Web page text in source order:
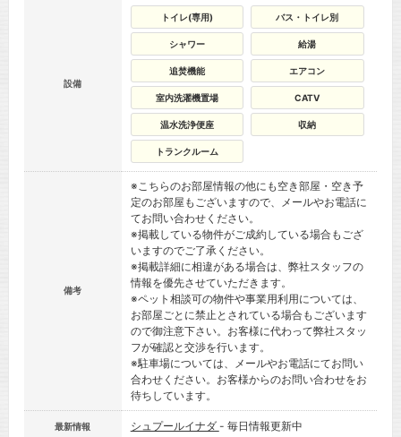
設備
トイレ(専用) バス・トイレ別
シャワー 給湯
追焚機能 エアコン
室内洗濯機置場 CATV
温水洗浄便座 収納
トランクルーム
備考
※こちらのお部屋情報の他にも空き部屋・空き予
定のお部屋もございますので、メールやお電話に
てお問い合わせください。
※掲載している物件がご成約している場合もござ
いますのでご了承ください。
※掲載詳細に相違がある場合は、弊社スタッフの
情報を優先させていただきます。
※ペット相談可の物件や事業用利用については、
お部屋ごとに禁止とされている場合もございます
ので御注意下さい。お客様に代わって弊社スタッ
フが確認と交渉を行います。
※駐車場については、メールやお電話にてお問い
合わせください。お客様からのお問い合わせをお
待ちしています。
最新情報 シュプールイナダ - 毎日情報更新中